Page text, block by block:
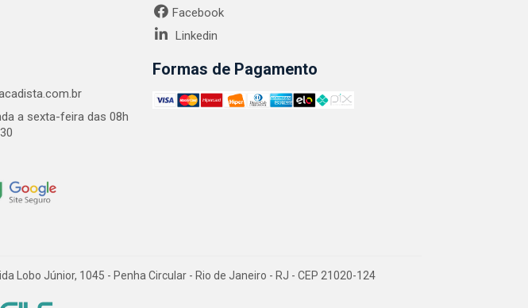
a sexta-feira das 08h
Facebook
Linkedin
Formas de Pagamento
Lobo Júnior, 1045 - Penha Circular - Rio de Janeiro - RJ - CEP 21020-124